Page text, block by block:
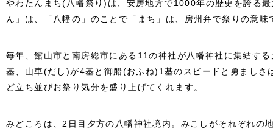
やわたんまち(八幡祭り)は、安房地方で1000年の歴史を誇る
ん」は、「八幡の」のことで「まち」は、房州弁で祭りの意味
毎年、館山市と南房総市にある11の神社が八幡神社に集結す
基、山車(だし)が4基と御船(おふね)1基のスピードと勇ましさ
ど立ち並びお祭り気分を盛り上げてくれます。
みどころは、2日目夕方の八幡神社境内。みこしがそれぞれの